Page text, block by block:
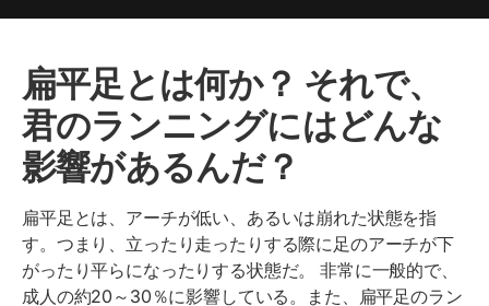
扁平足とは何か？ それで、
君のランニングにはどんな
影響があるんだ？
扁平足とは、アーチが低い、あるいは崩れた状態を指
す。つまり、立ったり走ったりする際に足のアーチが下
がったり平らになったりする状態だ。 非常に一般的で、
成人の約20～30％に影響している。また、扁平足のラン